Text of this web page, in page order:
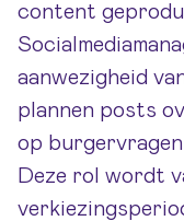
content
aanwezigheid
plannen posts
op
Deze rol wordt